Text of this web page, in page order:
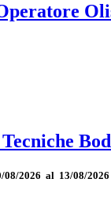
08/2026 al 13/08/2026